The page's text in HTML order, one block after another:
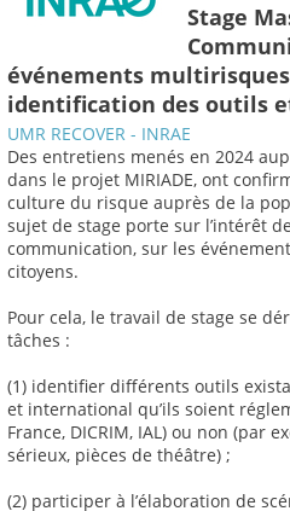
Stage
événements
identification des outils
UMR RECOVER - INRAE
Des entretiens menés en 2024
dans le projet MIRIADE, ont
culture du risque auprès de la
sujet de stage porte sur l’intérêt
communication, sur les
citoyens.
Pour cela, le travail de stage se
tâches :
(1) identifier différents outils
et international qu’ils soient
France, DICRIM, IAL) ou non (par
sérieux, pièces de théâtre) ;
(2) participer à l’élaboration de